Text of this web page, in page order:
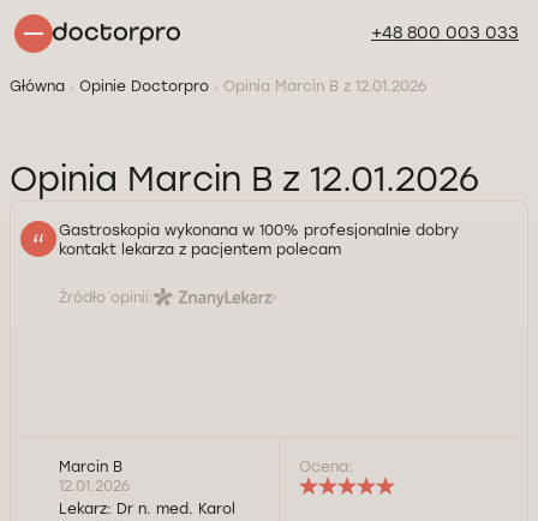
+48 800 003 033
Główna Opinie Doctorpro Opinia Marcin B z 12.01.2026
Opinia Marcin B z 12.01.2026
Gastroskopia wykonana w 100% profesjonalnie dobry
kontakt lekarza z pacjentem polecam
Źródło opinii:
Marcin B
12.01.2026
Lekarz: Dr n. med. Karol
Ocena: